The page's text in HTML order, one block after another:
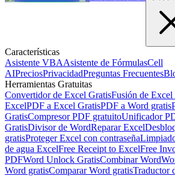
Características
Asistente VBAAsistente de FórmulasCell
AIPreciosPrivacidadPreguntas Frecuentes
Herramientas Gratuitas
Convertidor de Excel GratisFusión de Excel
ExcelPDF a Excel GratisPDF a Word gratis
GratisCompresor PDF gratuitoUnificador
GratisDivisor de WordReparar Excel
gratisProteger Excel con contraseña
de agua ExcelFree Receipt to ExcelFree
PDFWord Unlock GratisCombinar Word
Word gratisComparar Word gratisTraductor